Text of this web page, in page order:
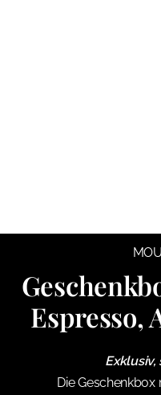
Espresso,
Exklusiv,
Die